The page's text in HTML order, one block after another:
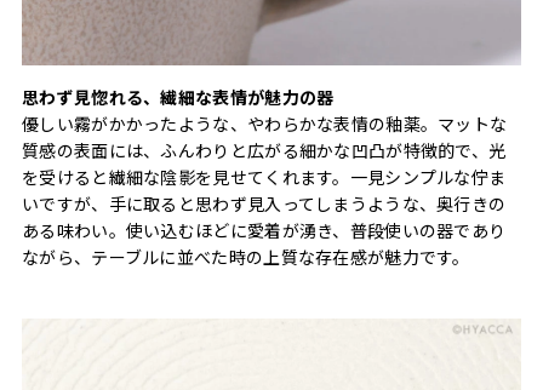
思わず見惚れる、繊細な表情が魅力の器
優しい霧がかかったような、やわらかな表情の釉薬。マットな
質感の表面には、ふんわりと広がる細かな凹凸が特徴的で、光
を受けると繊細な陰影を見せてくれます。一見シンプルな佇ま
いですが、手に取ると思わず見入ってしまうような、奥行きの
ある味わい。使い込むほどに愛着が湧き、普段使いの器であり
ながら、テーブルに並べた時の上質な存在感が魅力です。